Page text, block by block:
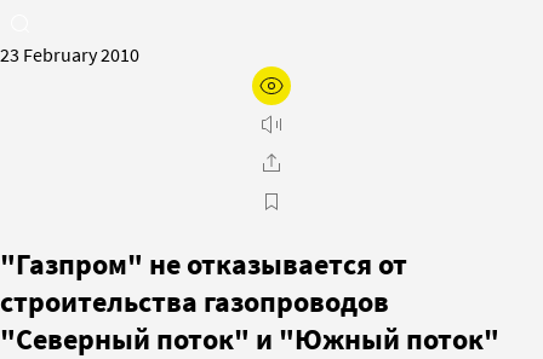
23 February 2010
"Газпром" не отказывается от
строительства газопроводов
"Северный поток" и "Южный поток"